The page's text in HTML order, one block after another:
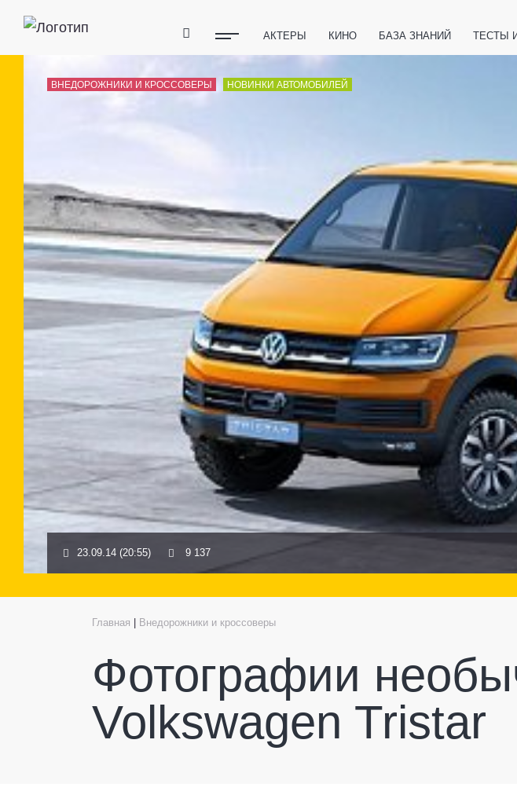
АКТЕРЫ КИНО БАЗА ЗНАНИЙ ТЕСТЫ
ФИТНЕС ТЕХНОЛОГИИ
ВНЕДОРОЖНИКИ И КРОССОВЕРЫ НОВИНКИ АВТОМОБИЛЕЙ
23.09.14 (20:55) 9 137
Главная Внедорожники и кроссоверы
Фотографии
Volkswagen Tristar